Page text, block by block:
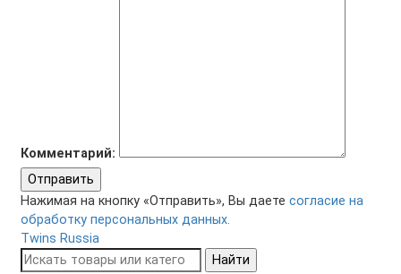
Комментарий:
Отправить
Нажимая на кнопку «Отправить», Вы даете согласие на
обработку персональных данных.
Twins Russia
Найти